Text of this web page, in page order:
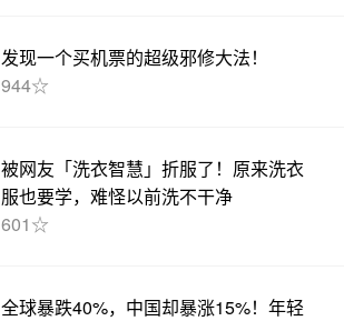
发现一个买机票的超级邪修大法！
944☆
被网友「洗衣智慧」折服了！原来洗衣
服也要学，难怪以前洗不干净
601☆
全球暴跌40%，中国却暴涨15%！年轻